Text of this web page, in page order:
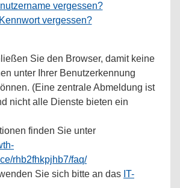
vergessen?
Kennwort vergessen?
Sie den Browser, damit keine
unter Ihrer Benutzerkennung
(Eine zentrale Abmeldung ist
nicht alle Dienste bieten ein
finden Sie unter
rhb2fhkpjhb7/faq/
Sie sich bitte an das IT-